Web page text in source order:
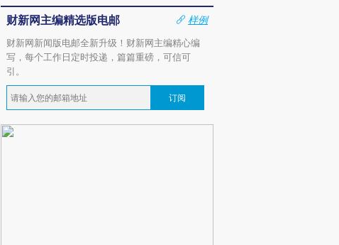
财新网主编精选版电邮
样例
财新网新闻版电邮全新升级！财新网主编精心编
写，每个工作日定时投递，篇篇重磅，可信可
引。
订阅